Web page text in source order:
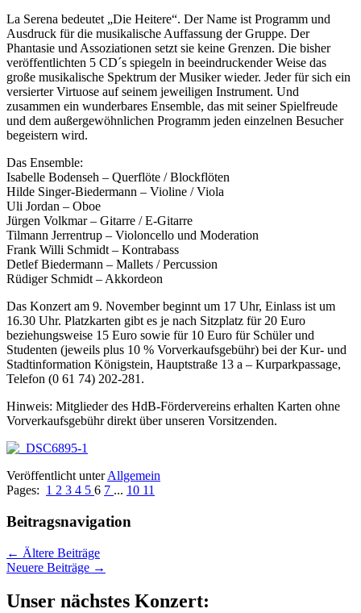
La Serena bedeutet „Die Heitere“. Der Name ist Programm und
Ausdruck für die musikalische Auffassung der Gruppe. Der
Phantasie und Assoziationen setzt sie keine Grenzen. Die bisher
veröffentlichten 5 CD´s spiegeln in beeindruckender Weise das
große musikalische Spektrum der Musiker wieder. Jeder für sich ein
versierter Virtuose auf seinem jeweiligen Instrument. Und
zusammen ein wunderbares Ensemble, das mit seiner Spielfreude
und dem außergewöhnlichen Programm jeden einzelnen Besucher
begeistern wird.
Das Ensemble:
Isabelle Bodenseh – Querflöte / Blockflöten
Hilde Singer-Biedermann – Violine / Viola
Uli Jordan – Oboe
Jürgen Volkmar – Gitarre / E-Gitarre
Tilmann Jerrentrup – Violoncello und Moderation
Frank Willi Schmidt – Kontrabass
Detlef Biedermann – Mallets / Percussion
Rüdiger Schmidt – Akkordeon
Das Konzert am 9. November beginnt um 17 Uhr, Einlass ist um
16.30 Uhr. Platzkarten gibt es je nach Sitzplatz für 20 Euro
beziehungsweise 15 Euro sowie für 10 Euro für Schüler und
Studenten (jeweils plus 10 % Vorverkaufsgebühr) bei der Kur- und
Stadtinformation Königstein, Hauptstraße 13 a – Kurparkpassage,
Telefon (0 61 74) 202-281.
Hinweis: Mitglieder des HdB-Fördervereins erhalten Karten ohne
Vorverkaufsgebühr direkt über unseren Vorsitzenden.
Veröffentlicht unter Allgemein
Pages: 1 2 3 4 5 6 7 ... 10 11
Beitragsnavigation
← Ältere Beiträge
Neuere Beiträge →
Unser nächstes Konzert: